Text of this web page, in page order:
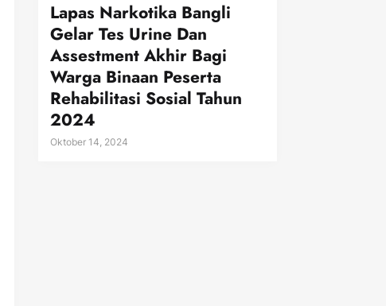
Lapas Narkotika Bangli
Gelar Tes Urine Dan
Assestment Akhir Bagi
Warga Binaan Peserta
Rehabilitasi Sosial Tahun
2024
Oktober 14, 2024